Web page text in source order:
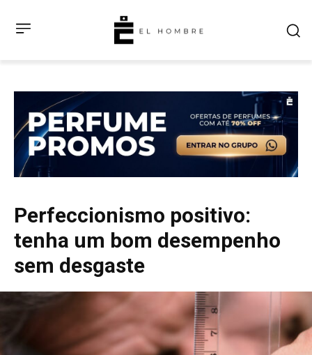
Perfeccionismo positivo:
tenha um bom desempenho
sem desgaste